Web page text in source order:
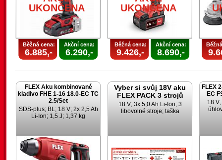
UKONČENA
Běžná cena:
6.885,-
Akční cena:
6.290,-
UKONČENA
Běžná cena:
9.426,-
Akční cena:
8.690,-
FLEX Aku kombinované
kladivo FHE 1-16 18.0-EC TC
2.5/Set
SDS-plus; BL; 18 V; 2x 2,5 Ah
Li-Ion; 1,5 J; 1,37 kg
Vyber si svůj 18V aku
FLEX PACK 3 strojů
18 V; 3x 5,0 Ah Li-Ion; 3
libovolné stroje; taška
FLEX
EC
18